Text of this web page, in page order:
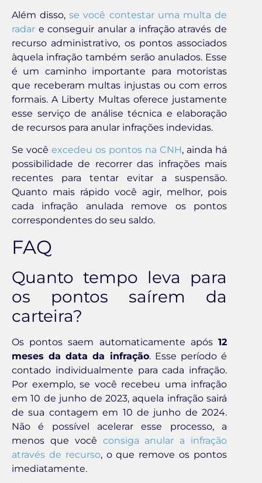
Além disso,se você contestar uma multa de
radar e conseguir anular a infração através de
recurso administrativo, os pontos associados
àquela infração também serão anulados. Esse
é um caminho importante para motoristas
que receberam multas injustas ou com erros
formais. A Liberty Multas oferece justamente
esse serviço de análise técnica e elaboração
de recursos para anular infrações indevidas.
Se você excedeu os pontos na CNH, ainda há
possibilidade de recorrer das infrações mais
recentes para tentar evitar a suspensão.
Quanto mais rápido você agir, melhor, pois
cada infração anulada remove os pontos
correspondentes do seu saldo.
FAQ
Quanto tempo leva para
os pontos saírem da
carteira?
Os pontos saem automaticamente após 12
meses da data da infração. Esse período é
contado individualmente para cada infração.
Por exemplo, se você recebeu uma infração
em 10 de junho de 2023, aquela infração sairá
de sua contagem em 10 de junho de 2024.
Não é possível acelerar esse processo, a
menos que você consiga anular a infração
através de recurso, o que remove os pontos
imediatamente.